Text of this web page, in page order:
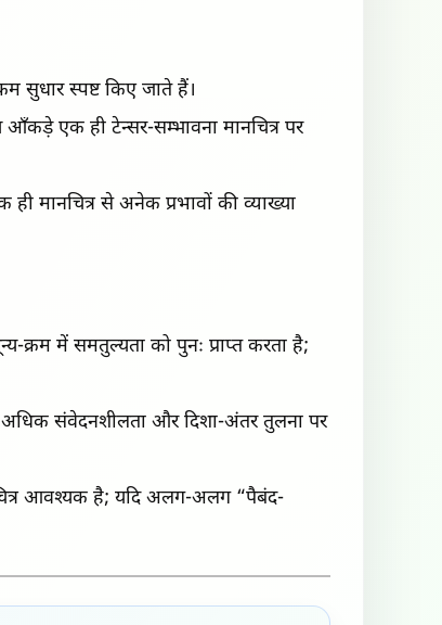
सुधार स्पष्ट किए जाते हैं।
एक ही टेन्सर-सम्भावना मानचित्र पर
मानचित्र से अनेक प्रभावों की व्याख्या
क्रम में समतुल्यता को पुनः प्राप्त करता है;
अधिक संवेदनशीलता और दिशा-अंतर तुलना पर
आवश्यक है; यदि अलग-अलग “पैबंद-